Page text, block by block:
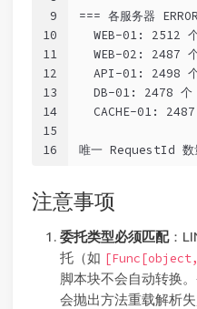
9
10
11
12
13
14
15
16
=== 各服务器
WEB-01: 2512
WEB-02: 2487
API-01: 2498
DB-01: 2478 个
CACHE-01: 2487
唯一 RequestId 数
注意事项
委托类型必须匹配：
托（如
脚本块不会自动转换
会抛出方法重载解析